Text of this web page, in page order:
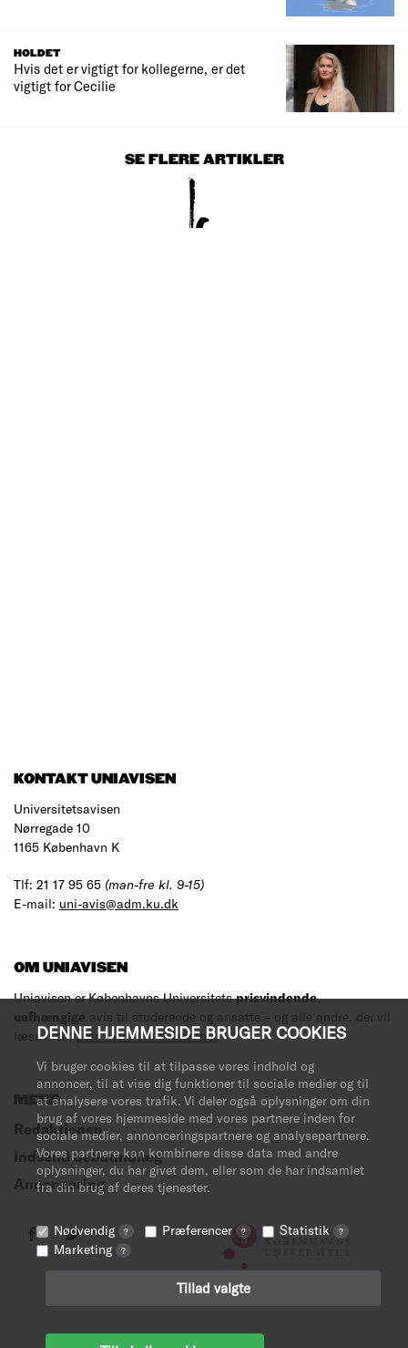
DENNE HJEMMESIDE BRUGER COOKIES
Vi bruger cookies til at tilpasse vores indhold og
annoncer, til at vise dig funktioner til sociale medier og til
at analysere vores trafik. Vi deler også oplysninger om din
brug af vores hjemmeside med vores partnere inden for
sociale medier, annonceringspartnere og analysepartnere.
Vores partnere kan kombinere disse data med andre
oplysninger, du har givet dem, eller som de har indsamlet
fra din brug af deres tjenester.
Nødvendig ? Præferencer ? Statistik ?
Marketing ?
Tillad valgte
HOLDET
Hvis det er vigtigt for kollegerne, er det
vigtigt for Cecilie
SE FLERE ARTIKLER
KONTAKT UNIAVISEN
Universitetsavisen
Nørregade 10
1165 København K
Tlf: 21 17 95 65 (man-fre kl. 9-15)
E-mail: uni-avis@adm.ku.dk
OM UNIAVISEN
Uniavisen er Københavns Universitetsprisvindende,
uafhængige avis til studerende og ansatte – og alle andre, der vil
læse med.Læs mere om avisen her.
MERE
Redaktionen
Indsend debatindlæg
Annoncering